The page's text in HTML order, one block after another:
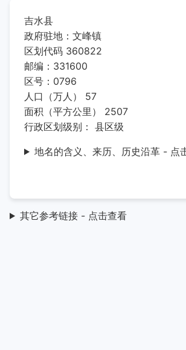
吉水县
政府驻地：文峰镇
区划代码 360822
邮编：331600
区号：0796
人口（万人） 57
面积（平方公里） 2507
行政区划级别： 县区级
地名的含义、来历、历史沿革 - 点
其它参考链接 - 点击查看